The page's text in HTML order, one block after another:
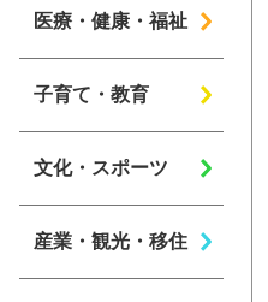
医療・健康・福祉
子育て・教育
文化・スポーツ
産業・観光・移住